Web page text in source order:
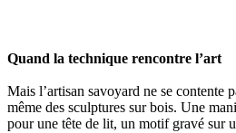
Quand la technique rencontre l’art
Mais l’artisan savoyard ne se contente
même des sculptures sur bois. Une
pour une tête de lit, un motif gravé sur